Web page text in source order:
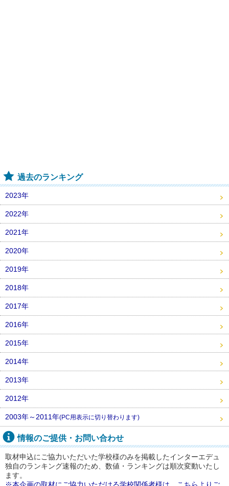
過去のランキング
2023年
2022年
2021年
2020年
2019年
2018年
2017年
2016年
2015年
2014年
2013年
2012年
2003年～2011年(PC用表示に切り替わります)
情報のご提供・お問い合わせ
取材申込にご協力いただいた学校様のみを掲載したインターエデュ
独自のランキング速報のため、数値・ランキングは順次変動いたし
ます。
※本企画の取材にご協力いただける学校関係者様は、こちらよりご